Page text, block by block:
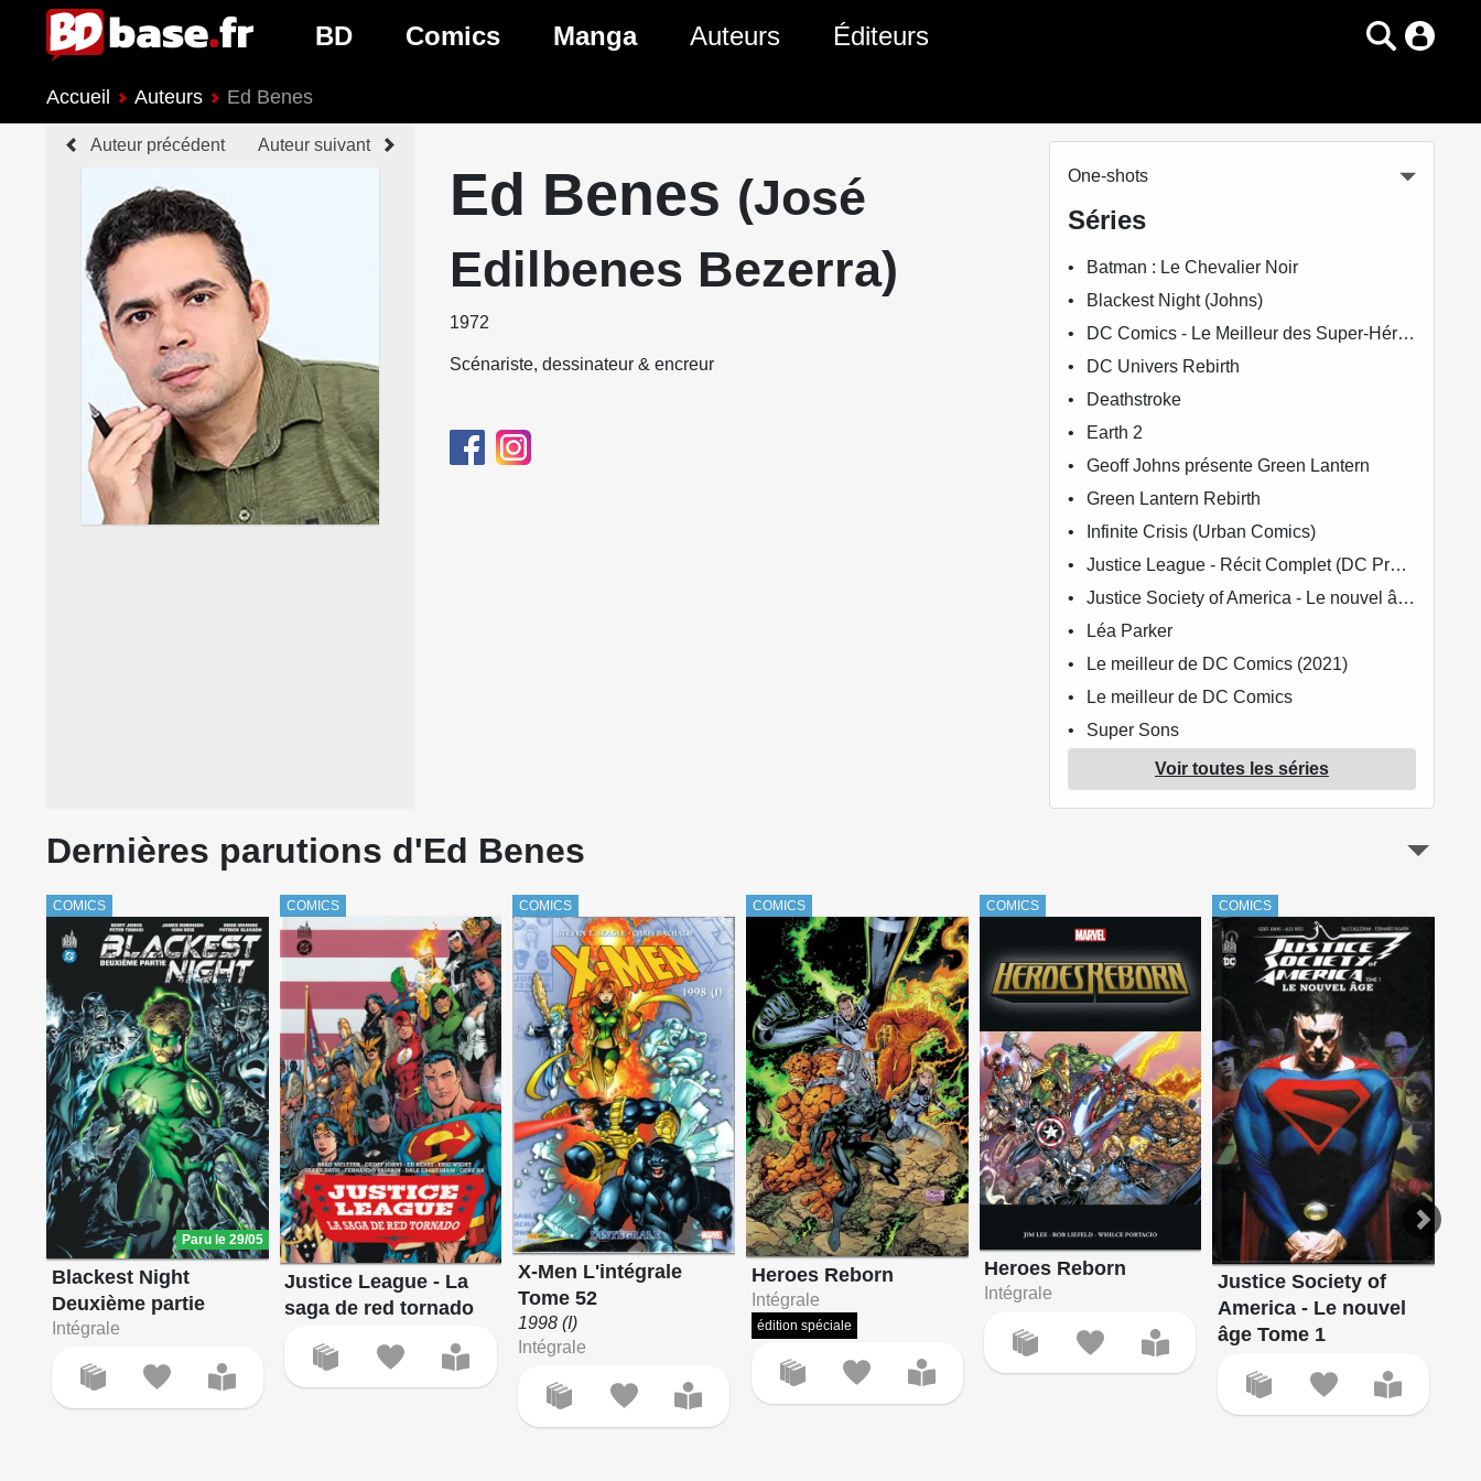
BD
Prochaines sorties BD
Comics
Genres Comics
Manga
Genres Manga
Auteurs Éditeurs
Accueil Auteurs Ed Benes
Auteur précédent Auteur suivant
Ed Benes (José
Edilbenes Bezerra)
1972
Scénariste, dessinateur & encreur
One-shots
Séries
Batman : Le Chevalier Noir
Blackest Night (Johns)
DC Comics - Le Meilleur des Super-Héros
DC Univers Rebirth
Deathstroke
Earth 2
Geoff Johns présente Green Lantern
Green Lantern Rebirth
Infinite Crisis (Urban Comics)
Justice League - Récit Complet (DC Presse)
Justice Society of America - Le nouvel âge
Léa Parker
Le meilleur de DC Comics (2021)
Le meilleur de DC Comics
Super Sons
Superman Rebirth
Superman/Wonder Woman
Voir toutes les séries
Dernières parutions d'Ed Benes
COMICS
Paru le 29/05
Blackest Night
Deuxième partie
Intégrale
COMICS
Justice League - La
saga de red tornado
COMICS
X-Men L'intégrale
Tome 52
1998 (I)
Intégrale
COMICS
Heroes Reborn
Intégrale
édition spéciale
COMICS
Heroes Reborn
Intégrale
COMICS
Justice Society of
America - Le nouvel
âge Tome 1